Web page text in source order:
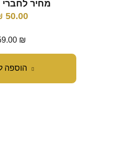
הוספה
מחיר לחברי
50.00
₪